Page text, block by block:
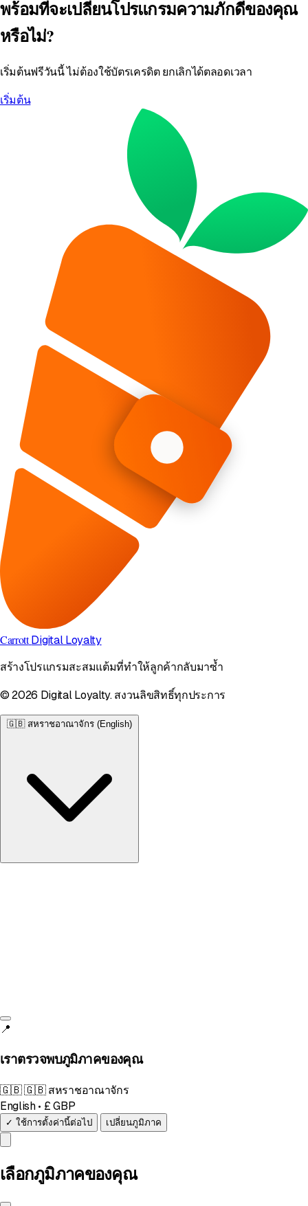
พร้อมที่จะเปลี่ยนโปรแกรมความภักดีของคุณ
หรือไม่?
เริ่มต้นฟรีวันนี้ ไม่ต้องใช้บัตรเครดิต ยกเลิกได้ตลอดเวลา
เริ่มต้น
Carrott Digital Loyalty
สร้างโปรแกรมสะสมแต้มที่ทำให้ลูกค้ากลับมาซ้ำ
© 2026 Digital Loyalty. สงวนลิขสิทธิ์ทุกประการ
🇬🇧 สหราชอาณาจักร (English)
📍
เราตรวจพบภูมิภาคของคุณ
🇬🇧🇬🇧 สหราชอาณาจักร
English • £ GBP
✓ ใช้การตั้งค่านี้ต่อไป เปลี่ยนภูมิภาค
เลือกภูมิภาคของคุณ